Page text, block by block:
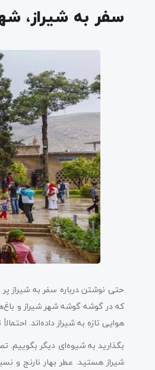
سفر به شیراز،
حتی نوشتن درباره سفر به شیراز
که در گوشه گوشه شهر شیراز و
هوایی تازه به شیراز داده‌اند.
بگذارید به شیوه‌ای دیگر بگوییم.
شیراز هستید. عطر بهار نارنج و